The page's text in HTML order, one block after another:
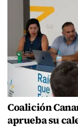
Coalición
aprueba su